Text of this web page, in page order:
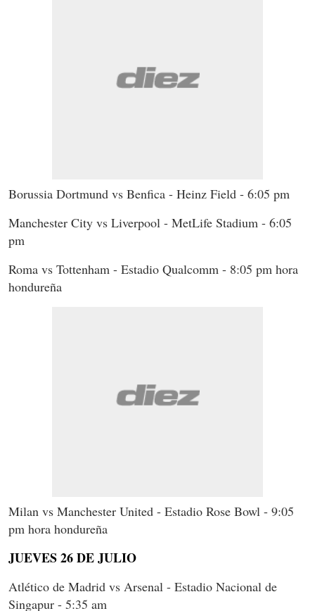
Borussia Dortmund vs Benfica - Heinz Field - 6:05 pm
Manchester City vs Liverpool - MetLife Stadium - 6:05
pm
Roma vs Tottenham - Estadio Qualcomm - 8:05 pm hora
hondureña
Milan vs Manchester United - Estadio Rose Bowl - 9:05
pm hora hondureña
JUEVES 26 DE JULIO
Atlético de Madrid vs Arsenal - Estadio Nacional de
Singapur - 5:35 am